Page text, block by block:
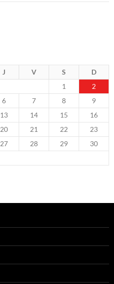
J V S
D
1
2
6 7 8
9
13 14 15
16
20 21 22
23
27 28 29
30